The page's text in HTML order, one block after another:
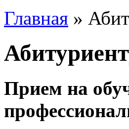
Главная »
Прием на